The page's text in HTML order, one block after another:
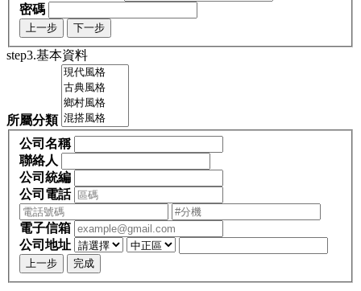
密碼
上一步 下一步
step3.基本資料
所屬分類
公司名稱
聯絡人
公司統編
公司電話
電子信箱
公司地址
上一步 完成